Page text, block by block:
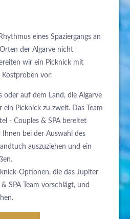
eines Spaziergangs an
der Algarve nicht
wir ein Picknick mit
Kostproben vor.
oder auf dem Land, die Algarve
Picknick zu zweit. Das Team
- Couples & SPA bereitet
bei der Auswahl des
auszuziehen und ein
Optionen, die das Jupiter
SPA Team vorschlägt, und